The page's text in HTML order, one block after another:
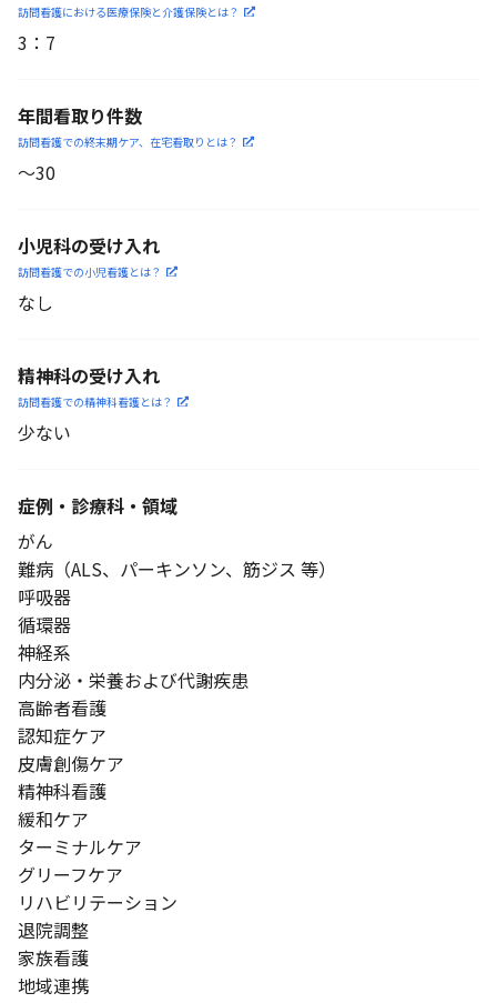
訪問看護における医療保険と介護保険とは？
3 ： 7
年間看取り件数
訪問看護での終末期ケア、 在宅看取りとは？
〜30
小児科の受け入れ
訪問看護での小児看護とは？
なし
精神科の受け入れ
訪問看護での精神科看護とは？
少ない
症例・診療科・ 領域
がん
難病（ALS、パーキンソン、筋ジス 等）
呼吸器
循環器
神経系
内分泌・栄養および代謝疾患
高齢者看護
認知症ケア
皮膚創傷ケア
精神科看護
緩和ケア
ターミナルケア
グリーフケア
リハビリテーション
退院調整
家族看護
地域連携